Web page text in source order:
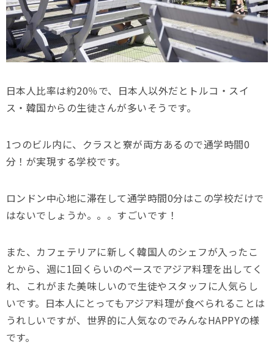
日本人比率は約20％で、日本人以外だとトルコ・スイ
ス・韓国からの生徒さんが多いそうです。
1つのビル内に、クラスと寮が両方あるので通学時間0
分！が実現する学校です。
ロンドン中心地に滞在して通学時間0分はこの学校だけで
はないでしょうか。。。すごいです！
また、カフェテリアに新しく韓国人のシェフが入ったこ
とから、週に1回くらいのペースでアジア料理を出してく
れ、これがまた美味しいので生徒やスタッフに人気らし
いです。日本人にとってもアジア料理が食べられることは
うれしいですが、世界的に人気なのでみんなHAPPYの様
です。